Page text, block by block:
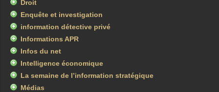
Droit
Enquête et investigation
information détective privé
Informations APR
Infos du net
Intelligence économique
La semaine de l’information stratégique
Médias